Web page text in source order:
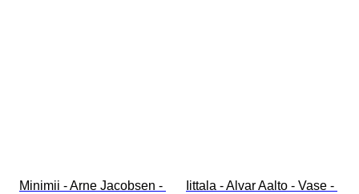
Minimii - Arne Jacobsen -
Iittala - Alvar Aalto - Vase -